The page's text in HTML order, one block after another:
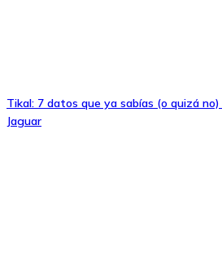
Tikal: 7 datos que ya sabías (o quizá
Jaguar